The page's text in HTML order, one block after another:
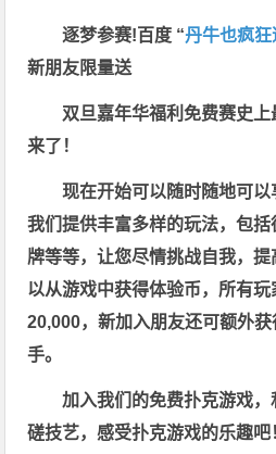
逐梦参赛!百度 “丹牛也疯狂
新朋友限量送
双旦嘉年华福利免费赛史上
来了！
现在开始可以随时随地可以
我们提供丰富多样的玩法，包
牌等等，让您尽情挑战自我，提
以从游戏中获得体验币，所有
20,000，新加入朋友还可额外
手。
加入我们的免费扑克游戏
磋技艺，感受扑克游戏的乐趣吧